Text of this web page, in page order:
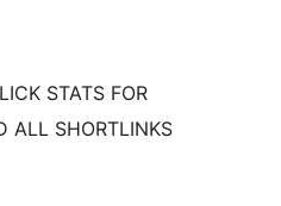
STATS FOR
ALL SHORTLINKS